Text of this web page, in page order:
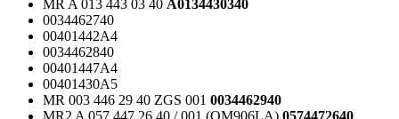
MR A 013 443 03 40 A0134430340
0034462740
00401442A4
0034462840
00401447A4
00401430A5
MR 003 446 29 40 ZGS 001 0034462940
MR2 A 057 447 26 40 / 001 (OM906LA) 0574472640